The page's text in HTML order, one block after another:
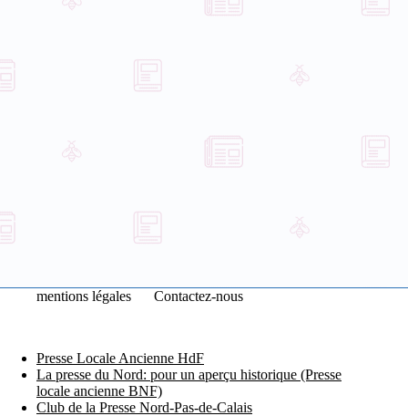
mentions légales Contactez-nous
Presse Locale Ancienne HdF
La presse du Nord: pour un aperçu historique (Presse
locale ancienne BNF)
Club de la Presse Nord-Pas-de-Calais